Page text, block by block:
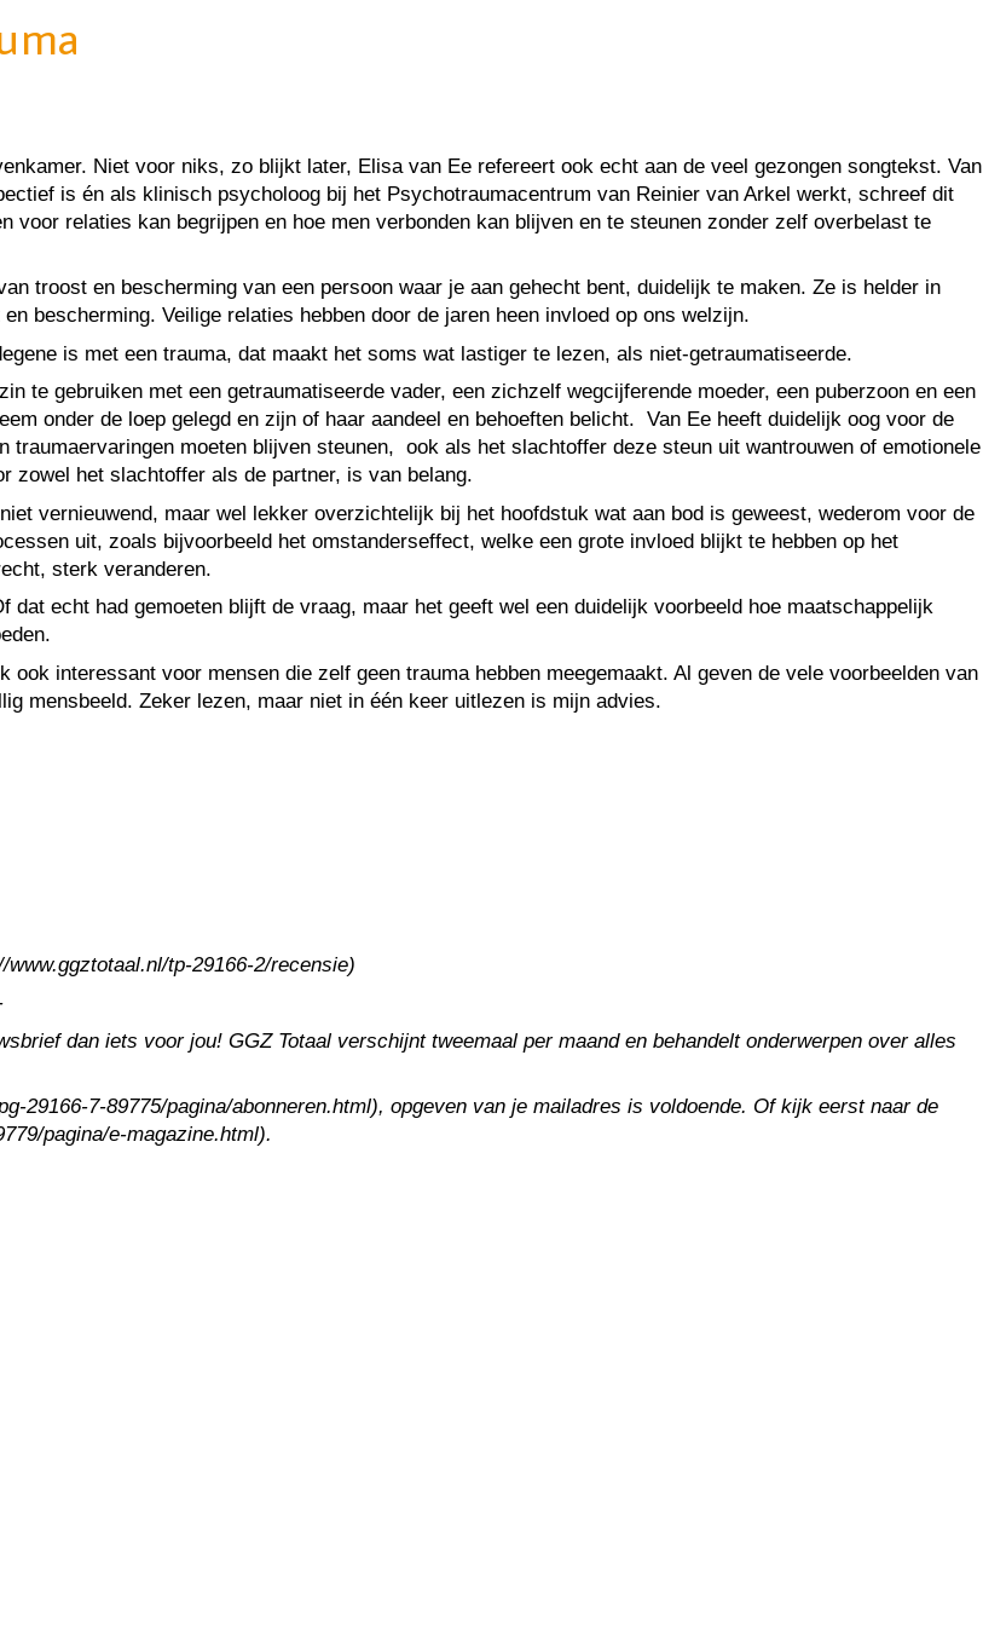
Niet voor niks, zo blijkt later, Elisa van Ee refereert ook echt aan de veel gezongen songtekst. Van
is én als klinisch psycholoog bij het Psychotraumacentrum van Reinier van Arkel werkt, schreef dit
voor relaties kan begrijpen en hoe men verbonden kan blijven en te steunen zonder zelf overbelast te
troost en bescherming van een persoon waar je aan gehecht bent, duidelijk te maken. Ze is helder in
bescherming. Veilige relaties hebben door de jaren heen invloed op ons welzijn.
is met een trauma, dat maakt het soms wat lastiger te lezen, als niet-getraumatiseerde.
te gebruiken met een getraumatiseerde vader, een zichzelf wegcijferende moeder, een puberzoon en een
onder de loep gelegd en zijn of haar aandeel en behoeften belicht. Van Ee heeft duidelijk oog voor de
moeten blijven steunen, ook als het slachtoffer deze steun uit wantrouwen of emotionele
zowel het slachtoffer als de partner, is van belang.
vernieuwend, maar wel lekker overzichtelijk bij het hoofdstuk wat aan bod is geweest, wederom voor de
uit, zoals bijvoorbeeld het omstanderseffect, welke een grote invloed blijkt te hebben op het
sterk veranderen.
echt had gemoeten blijft de vraag, maar het geeft wel een duidelijk voorbeeld hoe maatschappelijk
interessant voor mensen die zelf geen trauma hebben meegemaakt. Al geven de vele voorbeelden van
mensbeeld. Zeker lezen, maar niet in één keer uitlezen is mijn advies.
www.ggztotaal.nl/tp-29166-2/recensie)
dan iets voor jou! GGZ Totaal verschijnt tweemaal per maand en behandelt onderwerpen over alles
29166-7-89775/pagina/abonneren.html), opgeven van je mailadres is voldoende. Of kijk eerst naar de
pagina/e-magazine.html).